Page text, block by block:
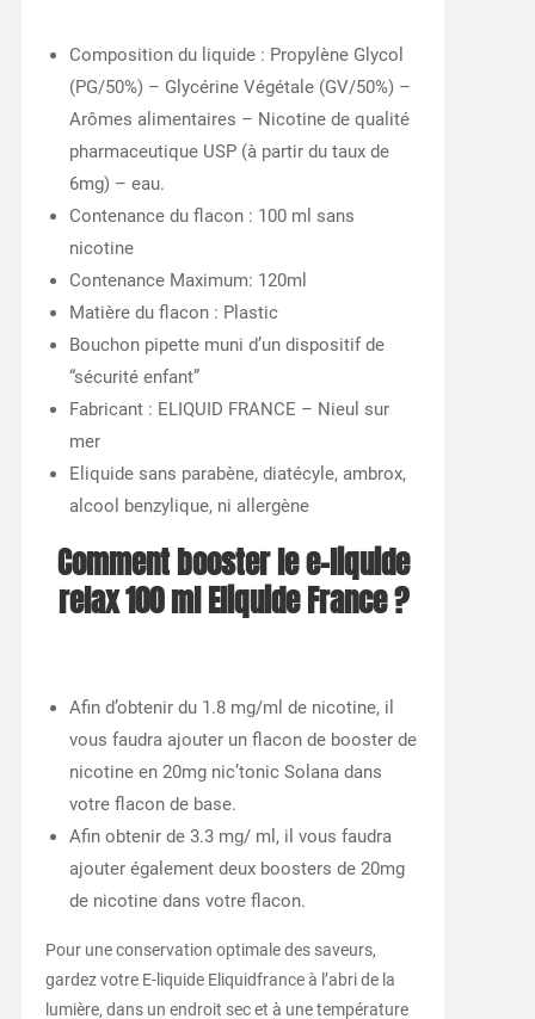
Composition du liquide : Propylène Glycol
(PG/50%) – Glycérine Végétale (GV/50%) –
Arômes alimentaires – Nicotine de qualité
pharmaceutique USP (à partir du taux de
6mg) – eau.
Contenance du flacon : 100 ml sans
nicotine
Contenance Maximum: 120ml
Matière du flacon : Plastic
Bouchon pipette muni d’un dispositif de
“sécurité enfant”
Fabricant : ELIQUID FRANCE – Nieul sur
mer
Eliquide sans parabène, diatécyle, ambrox,
alcool benzylique, ni allergène
Comment booster le e-liquide
relax 100 ml Eliquide France ?
Afin d’obtenir du 1.8 mg/ml de nicotine, il
vous faudra ajouter un flacon de booster de
nicotine en 20mg nic’tonic Solana dans
votre flacon de base.
Afin obtenir de 3.3 mg/ ml, il vous faudra
ajouter également deux boosters de 20mg
de nicotine dans votre flacon.
Pour une conservation optimale des saveurs,
gardez votre E-liquide Eliquidfrance à l’abri de la
lumière, dans un endroit sec et à une température